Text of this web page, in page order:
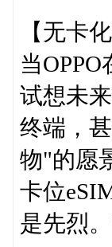
【无卡
当
试想未
终端，
物"的愿
卡位
是先烈